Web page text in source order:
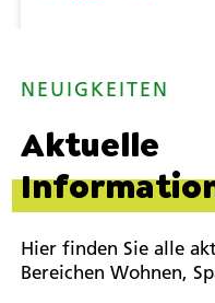
NEUIGKEITEN
Aktuelle
Hier finden Sie alle
Bereichen Wohnen,